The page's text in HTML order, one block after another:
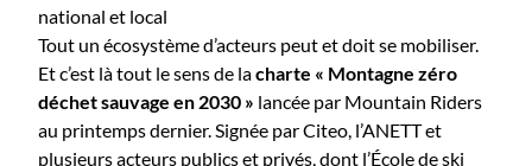
national et local
Tout un écosystème d’acteurs peut et doit se mobiliser.
Et c’est là tout le sens de lacharte « Montagne zéro
déchet sauvage en 2030 » lancée par Mountain Riders
au printemps dernier. Signée par Citeo, l’ANETT et
plusieurs acteurs publics et privés, dont l’École de ski